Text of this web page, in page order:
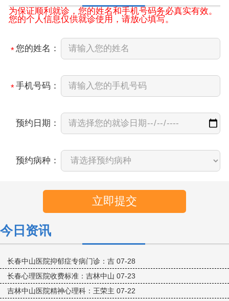
为保证顺利就诊，您的姓名和手机号码务必真实有效。
您的个人信息仅供就诊使用，请放心填写。
*您的姓名：
*手机号码：
预约日期：
预约病种：
立即提交
今日资讯
长春中山医院抑郁症专病门诊：吉 07-28
长春心理医院收费标准：吉林中山 07-23
吉林中山医院精神心理科：王荣主 07-22